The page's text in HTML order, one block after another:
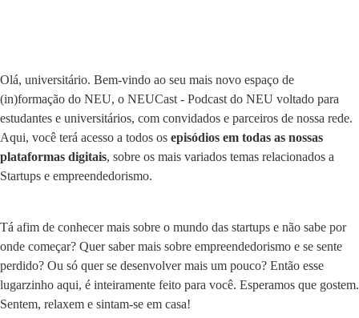
Olá, universitário. Bem-vindo ao seu mais novo espaço de
(in)formação do NEU, o NEUCast - Podcast do NEU voltado para
estudantes e universitários, com convidados e parceiros de nossa rede.
Aqui, você terá acesso a todos os episódios em todas as nossas
plataformas digitais, sobre os mais variados temas relacionados a
Startups e empreendedorismo.
Tá afim de conhecer mais sobre o mundo das startups e não sabe por
onde começar? Quer saber mais sobre empreendedorismo e se sente
perdido? Ou só quer se desenvolver mais um pouco? Então esse
lugarzinho aqui, é inteiramente feito para você. Esperamos que gostem.
Sentem, relaxem e sintam-se em casa!